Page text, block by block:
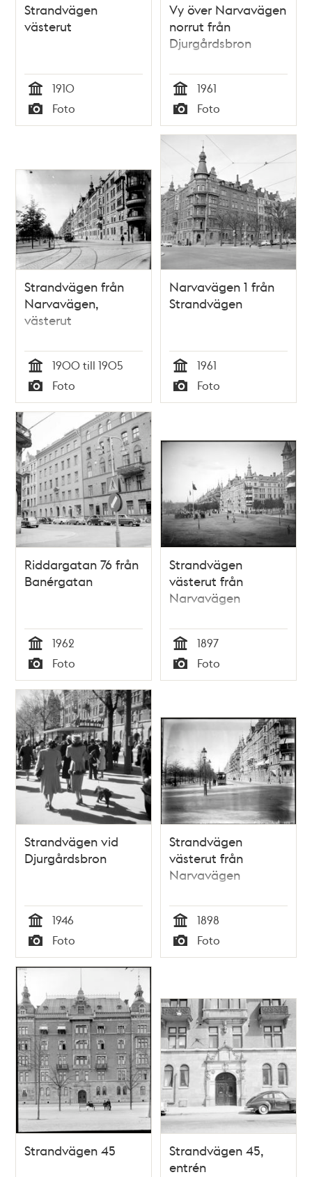
Strandvägen
västerut
Tid
1910
Typ
Foto
Vy över Narvavägen
norrut från
Djurgårdsbron
Tid
1961
Typ
Foto
Strandvägen från
Narvavägen,
västerut
Tid
1900 till 1905
Typ
Foto
Narvavägen 1 från
Strandvägen
Tid
1961
Typ
Foto
Riddargatan 76 från
Banérgatan
Tid
1962
Typ
Foto
Strandvägen
västerut från
Narvavägen
Tid
1897
Typ
Foto
Strandvägen vid
Djurgårdsbron
Tid
1946
Typ
Foto
Strandvägen
västerut från
Narvavägen
Tid
1898
Typ
Foto
Strandvägen 45
Strandvägen 45,
entrén